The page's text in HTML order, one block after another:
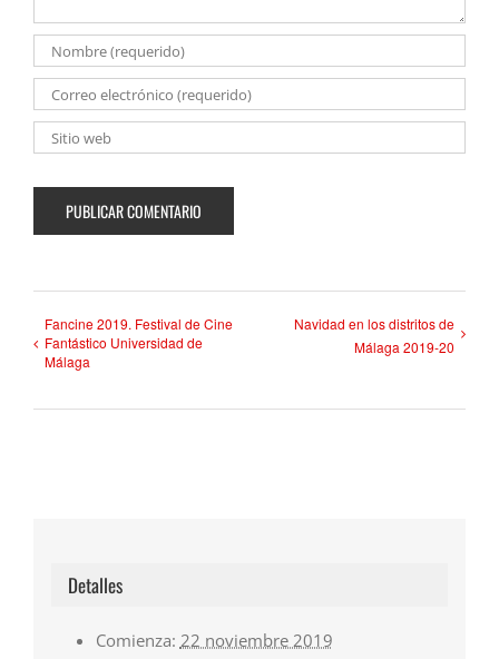
Fancine 2019. Festival de Cine
Fantástico Universidad de
Málaga
Navidad en los distritos de
Málaga 2019-20
Detalles
Comienza: 22 noviembre 2019